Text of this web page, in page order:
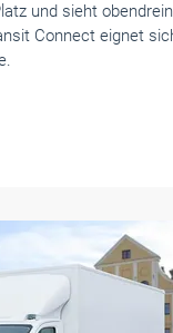
und sieht
Connect eignet